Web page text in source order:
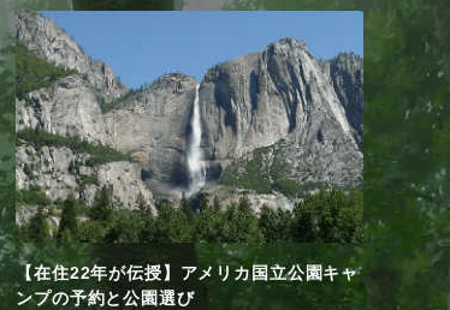
【在住22年が伝授】アメリカ国立公園キャ
ンプの予約と公園選び